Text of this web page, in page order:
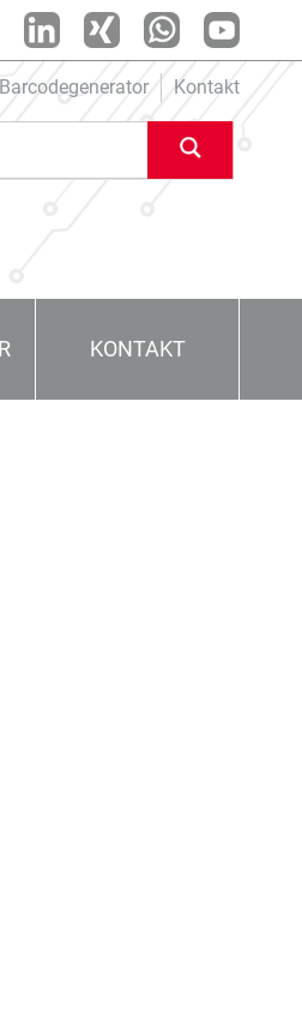
Barcodegenerator Kontakt
KONTAKT